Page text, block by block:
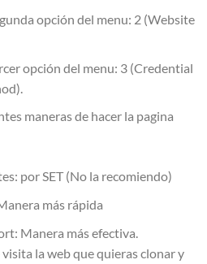
opción del menu: 2 (Website
opción del menu: 3 (Credential
maneras de hacer la pagina
por SET (No la recomiendo)
más rápida
Manera más efectiva.
la web que quieras clonar y